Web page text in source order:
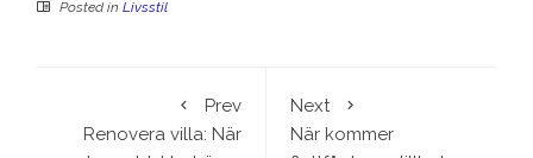
Posted in Livsstil
Prev
Renovera villa: När
Next
När kommer